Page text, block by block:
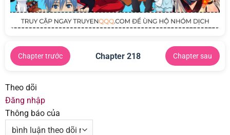
Chapter trước Chapter 218 Chapter sau
Theo dõi
Đăng nhập
Thông báo của